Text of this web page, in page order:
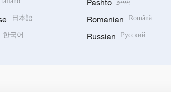
日本語
한국어
Pashto
Romanian Română
Russian Русский